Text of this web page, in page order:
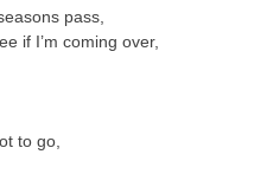
pass,
if I’m coming over,
to go,